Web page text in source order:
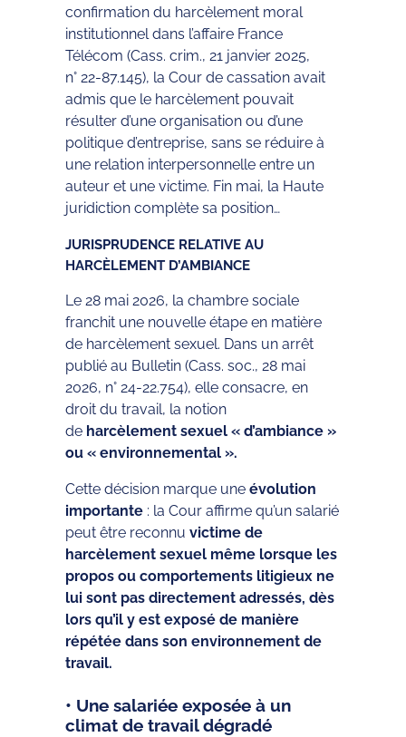
confirmation du harcèlement moral
institutionnel dans l’affaire France
Télécom (Cass. crim., 21 janvier 2025,
n° 22-87.145), la Cour de cassation avait
admis que le harcèlement pouvait
résulter d’une organisation ou d’une
politique d’entreprise, sans se réduire à
une relation interpersonnelle entre un
auteur et une victime. Fin mai, la Haute
juridiction complète sa position…
JURISPRUDENCE RELATIVE AU
HARCÈLEMENT D’AMBIANCE
Le 28 mai 2026, la chambre sociale
franchit une nouvelle étape en matière
de harcèlement sexuel. Dans un arrêt
publié au Bulletin (Cass. soc., 28 mai
2026, n° 24-22.754), elle consacre, en
droit du travail, la notion
de harcèlement sexuel « d’ambiance »
ou « environnemental ».
Cette décision marque une évolution
importante : la Cour affirme qu’un salarié
peut être reconnu victime de
harcèlement sexuel même lorsque les
propos ou comportements litigieux ne
lui sont pas directement adressés, dès
lors qu’il y est exposé de manière
répétée dans son environnement de
travail.
• Une salariée exposée à un
climat de travail dégradé